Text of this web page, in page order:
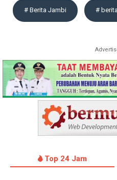
# Berita Jambi #
Top 24 Jam